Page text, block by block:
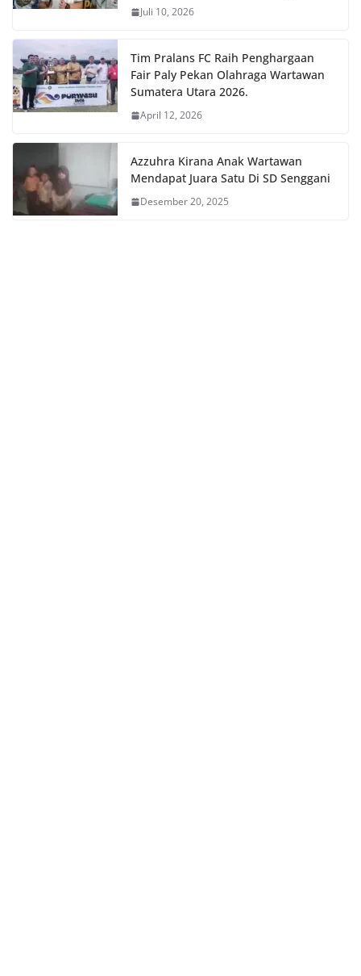
Juli 10, 2026
Tim Pralans FC Raih Penghargaan
Fair Paly Pekan Olahraga Wartawan
Sumatera Utara 2026.
April 12, 2026
Azzuhra Kirana Anak Wartawan
Mendapat Juara Satu Di SD Senggani
Desember 20, 2025